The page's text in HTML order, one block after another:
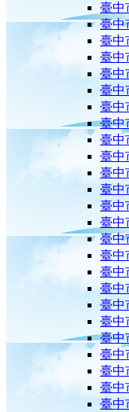
臺中
臺中
臺中
臺中
臺中
臺中
臺中
臺中
臺中
臺中
臺中
臺中
臺中
臺中
臺中
臺中
臺中
臺中
臺中
臺中
臺中
臺中
臺中
臺中
臺中